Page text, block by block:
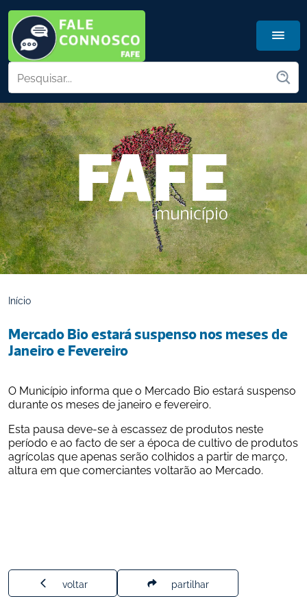
Início
Mercado Bio estará suspenso nos meses de
Janeiro e Fevereiro
O Município informa que o Mercado Bio estará suspenso
durante os meses de janeiro e fevereiro.
Esta pausa deve-se à escassez de produtos neste
período e ao facto de ser a época de cultivo de produtos
agrícolas que apenas serão colhidos a partir de março,
altura em que comerciantes voltarão ao Mercado.
voltar partilhar